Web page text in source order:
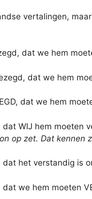
vertalingen,
dat we hem
dat we hem
dat we hem
WIJ hem moeten
op zet. Dat kennen
dat het verstandig is
we hem moeten